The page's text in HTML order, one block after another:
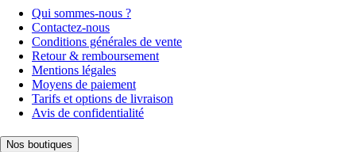
Qui sommes-nous ?
Contactez-nous
Conditions générales de vente
Retour & remboursement
Mentions légales
Moyens de paiement
Tarifs et options de livraison
Avis de confidentialité
Nos boutiques